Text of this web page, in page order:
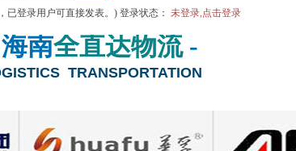
已登录用户可直接发表。) 登录状态： 未登录,点击登录
南全直达物流-
TRANSPORTATION